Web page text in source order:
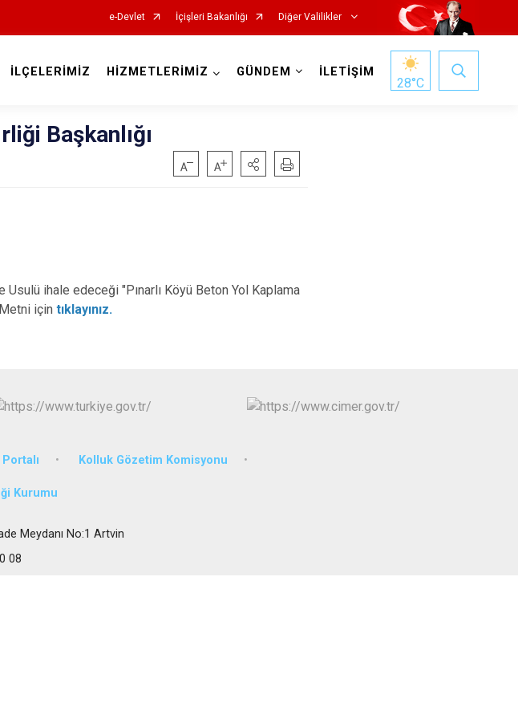
e-Devlet İçişleri Bakanlığı Diğer Valilikler
İLÇELERİMİZ HİZMETLERİMİZ GÜNDEM İLETİŞİM
28°C
Başkanlığı
Usulü ihale edeceği "Pınarlı Köyü Beton Yol Kaplama
için tıklayınız.
Kolluk Gözetim Komisyonu
Kurumu
Meydanı No:1 Artvin
08